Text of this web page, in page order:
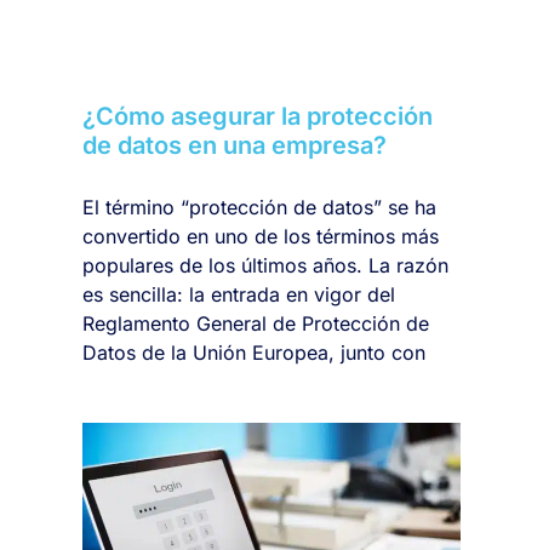
¿Cómo asegurar la protección
de datos en una empresa?
El término “protección de datos” se ha
convertido en uno de los términos más
populares de los últimos años. La razón
es sencilla: la entrada en vigor del
Reglamento General de Protección de
Datos de la Unión Europea, junto con